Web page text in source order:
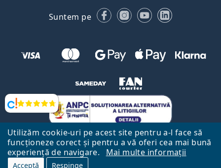
Utilizăm cookie-uri pe acest site pentru a-l face să
funcționeze corect și pentru a vă oferi cea mai bună
experiență de navigare.
Mai multe informații
Acceptă Respinge
Opinii
Suntem pe FacebookInstagram
YouTubeLinkedIn